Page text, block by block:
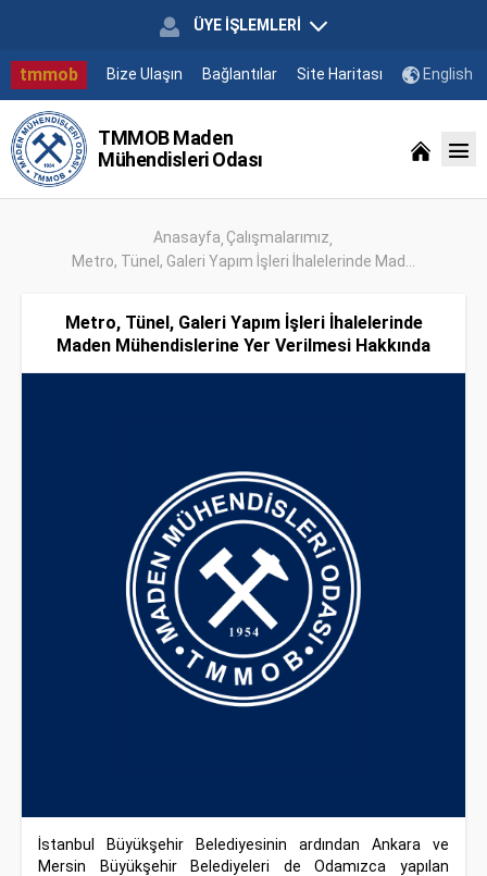
ÜYE İŞLEMLERİ
tmmob Bize Ulaşın Bağlantılar Site Haritası English
TMMOB Maden
Mühendisleri Odası
Anasayfa Çalışmalarımız
Metro, Tünel, Galeri Yapım İşleri İhalelerinde Mad...
Metro, Tünel, Galeri Yapım İşleri İhalelerinde
Maden Mühendislerine Yer Verilmesi Hakkında
İstanbul Büyükşehir Belediyesinin ardından Ankara ve
Mersin Büyükşehir Belediyeleri de Odamızca yapılan